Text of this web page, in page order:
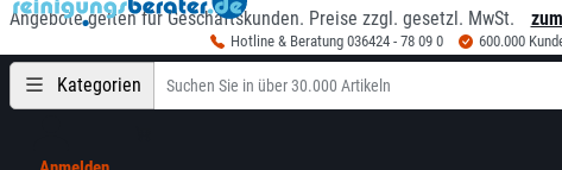
Angebote gelten für Geschäftskunden. Preise zzgl. gesetzl. MwSt.
Hotline & Beratung 036424 - 78 09 0 600.000
Kategorien